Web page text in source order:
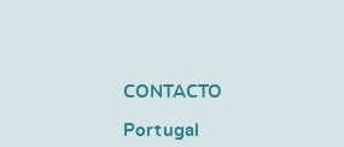
CONTACTO
Portugal